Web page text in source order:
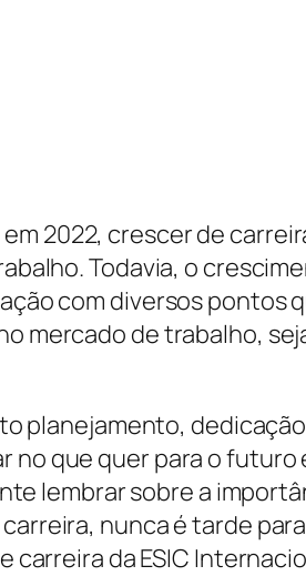
2022, crescer de
Todavia, o
com diversos pontos
mercado de trabalho,
planejamento,
que quer para o futuro
lembrar sobre a
nunca é tarde
da ESIC